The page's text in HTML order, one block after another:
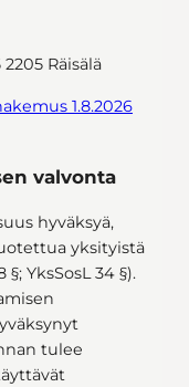
Räisälä
1.8.2026
valvonta
hyväksyä,
yksityistä
§; YksSosL 34 §).
tulee